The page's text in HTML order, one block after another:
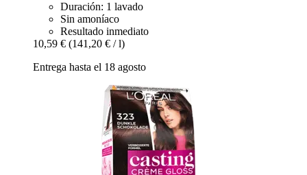
Duración: 1 lavado
Sin amoníaco
Resultado inmediato
10,59 € (141,20 € / l)
Entrega hasta el 18 agosto